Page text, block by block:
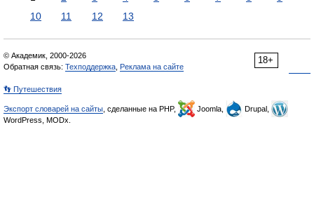
10
11 12 13
18+
© Академик, 2000-2026
Обратная связь: Техподдержка Реклама на сайте
👣 Путешествия
Экспорт словарей на сайты , сделанные на PHP, Joomla,
Drupal,
WordPress, MODx.